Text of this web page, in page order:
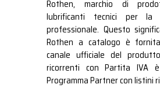
Rothen, marchio di
lubrificanti tecnici per la
professionale. Questo
Rothen a catalogo è
canale ufficiale del
ricorrenti con Partita IVA
Programma Partner con listini